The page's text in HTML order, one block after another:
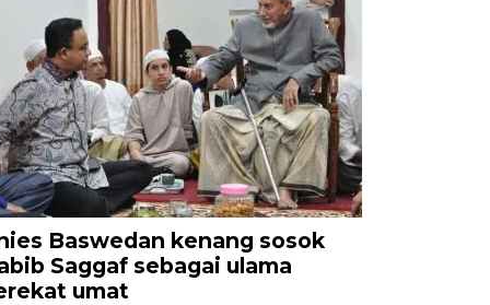
Baswedan kenang sosok
Saggaf sebagai ulama
umat